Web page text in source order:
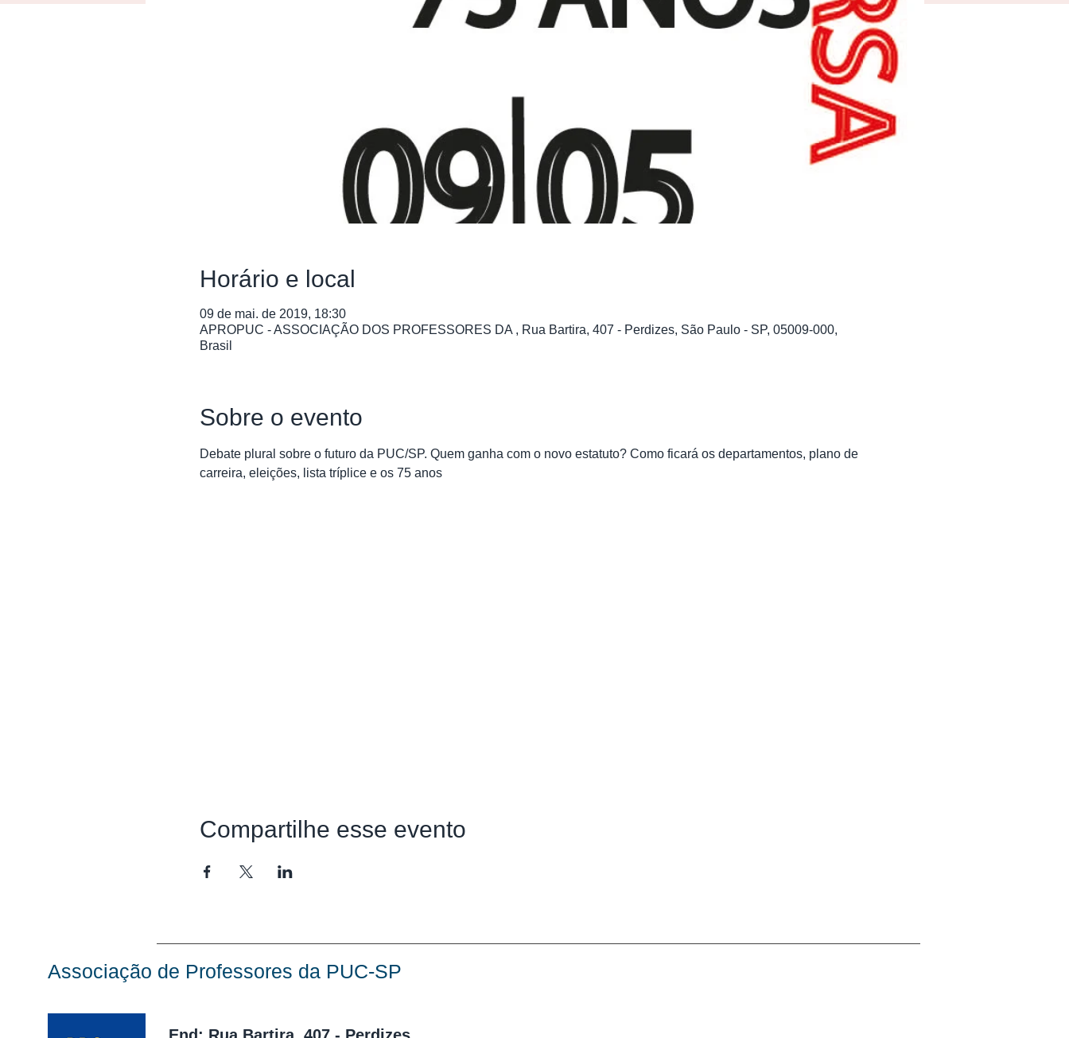
Horário e local
09 de mai. de 2019, 18:30
APROPUC - ASSOCIAÇÃO DOS PROFESSORES DA , Rua Bartira, 407 - Perdizes, São Paulo - SP, 05009-000,
Brasil
Sobre o evento
Debate plural sobre o futuro da PUC/SP. Quem ganha com o novo estatuto? Como ficará os departamentos, plano de
carreira, eleições, lista tríplice e os 75 anos
Compartilhe esse evento
Associação de Professores da PUC-SP